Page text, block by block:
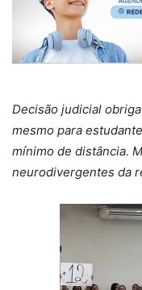
Decisão judicial
mesmo para
mínimo de distância.
neurodivergentes da